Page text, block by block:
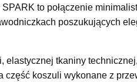
to połączenie
poszukujących
elastycznej tkaniny
część koszuli wykonane z